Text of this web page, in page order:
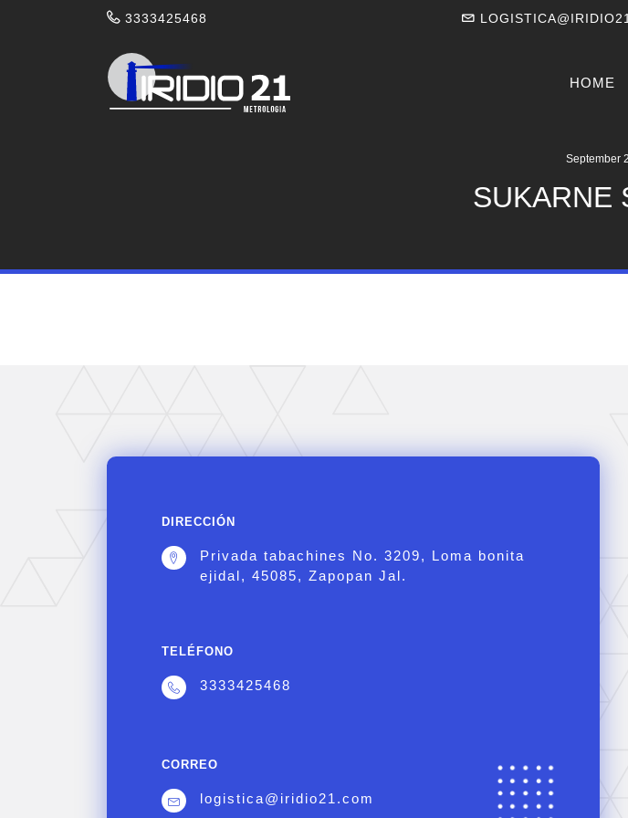
3333425468
HOME
September
SUKARNE
DIRECCIÓN
Privada tabachines No. 3209, Loma bonita
ejidal, 45085, Zapopan Jal.
TELÉFONO
3333425468
CORREO
logistica@iridio21.com